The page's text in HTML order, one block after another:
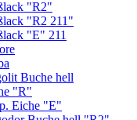
"R2"
"R2 211"
"E" 211
Buche hell
"R"
Eiche "E"